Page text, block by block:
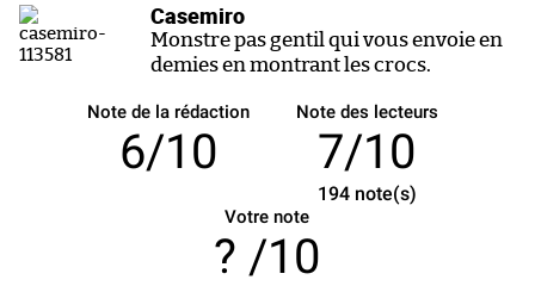
Casemiro
Monstre pas gentil qui vous envoie en
demies en montrant les crocs.
Note de la rédaction
6/10
Note des lecteurs
7/10
194note(s)
Votre note
/10